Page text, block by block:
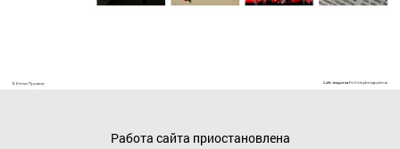
Работа сайта приостановлена